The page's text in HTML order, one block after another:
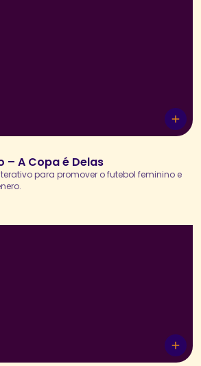
– A Copa é Delas
para promover o futebol feminino e